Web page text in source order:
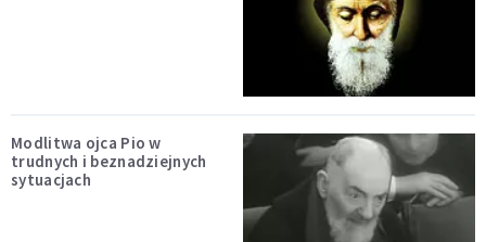
Modlitwa ojca Pio w
trudnych i beznadziejnych
sytuacjach